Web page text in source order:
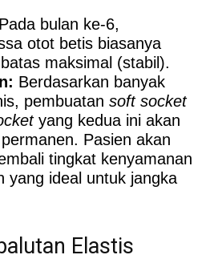
Pada bulan ke-6,
otot betis biasanya
maksimal (stabil).
Berdasarkan banyak
pembuatan soft socket
yang kedua ini akan
Pasien akan
tingkat kenyamanan
yang ideal untuk jangka
Elastis